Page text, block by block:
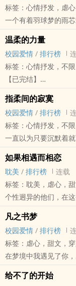
标签：心情抒发，虐心
一个有着羽球梦的雨
一个无法让大众接受
芯瞬间从天堂到地狱
雨芯是个坚强冷静又
人的困扰，常常一个
护她的人，当她知道后
因为那个男孩，雨芯
变。
当自己的羽毛被折断
温柔的力量
校园爱情 / 排行榜
标签：心情抒发，不限
【已完结】
◎第二本新出小说
◎长达七个月时间的呕
我得了一种怪病，永
色。
没有医生可以医治我
我一直有个梦想就是
样。
我不像你们一样可以
都不可能。
的洗礼。
我不会怪他带我到太
望。
就算会赌上我的性命
那件事情爆发以后，
我选择打开那扇门，
指柔间的寂寞
校园爱情 / 排行榜
标签：心情抒发，不
一直以为只要沉默着
只想要好好的念书，
什么女生朋友，什么
在这个竞争的社会里
要找好友当然也只能
任何的上台发表、团
反正在这条路上，本
我绝对不可以因为他们
谁知道后来，他改变了
如果相遇而相恋
‌‎‍耽‍‌‌美‌‍ / 排行榜
连载
标签：‌‎‍耽‍‌‌美‌‍，虐心，甜
个性迥异的他们，在这
我知道我不该爱上他
但爱不是说不要爱就
我们高中的时候被分配
其中一个性格沉着冷
了；
而另一个性格活泼外
凡之书梦
校园爱情 / 排行榜
标签：虐心，甜文，穿
在梦境中我遇见了你，
我只知道你今年十八
给不了的开始